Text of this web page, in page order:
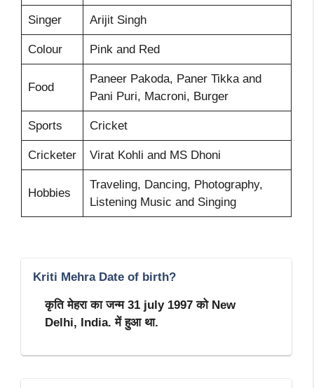
Singer Arijit Singh
Colour Pink and Red
Food
Paneer Pakoda, Paner Tikka and
Pani Puri, Macroni, Burger
Sports Cricket
Cricketer Virat Kohli and MS Dhoni
Hobbies
Traveling, Dancing, Photography,
Listening Music and Singing
Kriti Mehra Date of birth?
कृति मेहरा का जन्म 31 july 1997 को New
Delhi, India. में हुआ था.